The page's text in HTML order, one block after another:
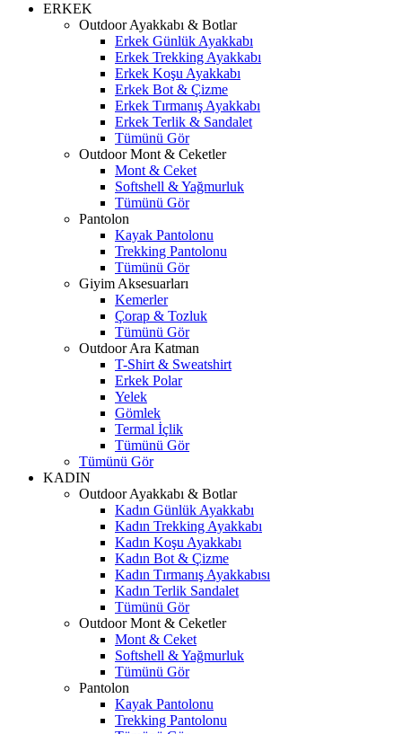
ERKEK
Outdoor Ayakkabı & Botlar
Erkek Günlük Ayakkabı
Erkek Trekking Ayakkabı
Erkek Koşu Ayakkabı
Erkek Bot & Çizme
Erkek Tırmanış Ayakkabı
Erkek Terlik & Sandalet
Tümünü Gör
Outdoor Mont & Ceketler
Mont & Ceket
Softshell & Yağmurluk
Tümünü Gör
Pantolon
Kayak Pantolonu
Trekking Pantolonu
Tümünü Gör
Giyim Aksesuarları
Kemerler
Çorap & Tozluk
Tümünü Gör
Outdoor Ara Katman
T-Shirt & Sweatshirt
Erkek Polar
Yelek
Gömlek
Termal İçlik
Tümünü Gör
Tümünü Gör
KADIN
Outdoor Ayakkabı & Botlar
Kadın Günlük Ayakkabı
Kadın Trekking Ayakkabı
Kadın Koşu Ayakkabı
Kadın Bot & Çizme
Kadın Tırmanış Ayakkabısı
Kadın Terlik Sandalet
Tümünü Gör
Outdoor Mont & Ceketler
Mont & Ceket
Softshell & Yağmurluk
Tümünü Gör
Pantolon
Kayak Pantolonu
Trekking Pantolonu